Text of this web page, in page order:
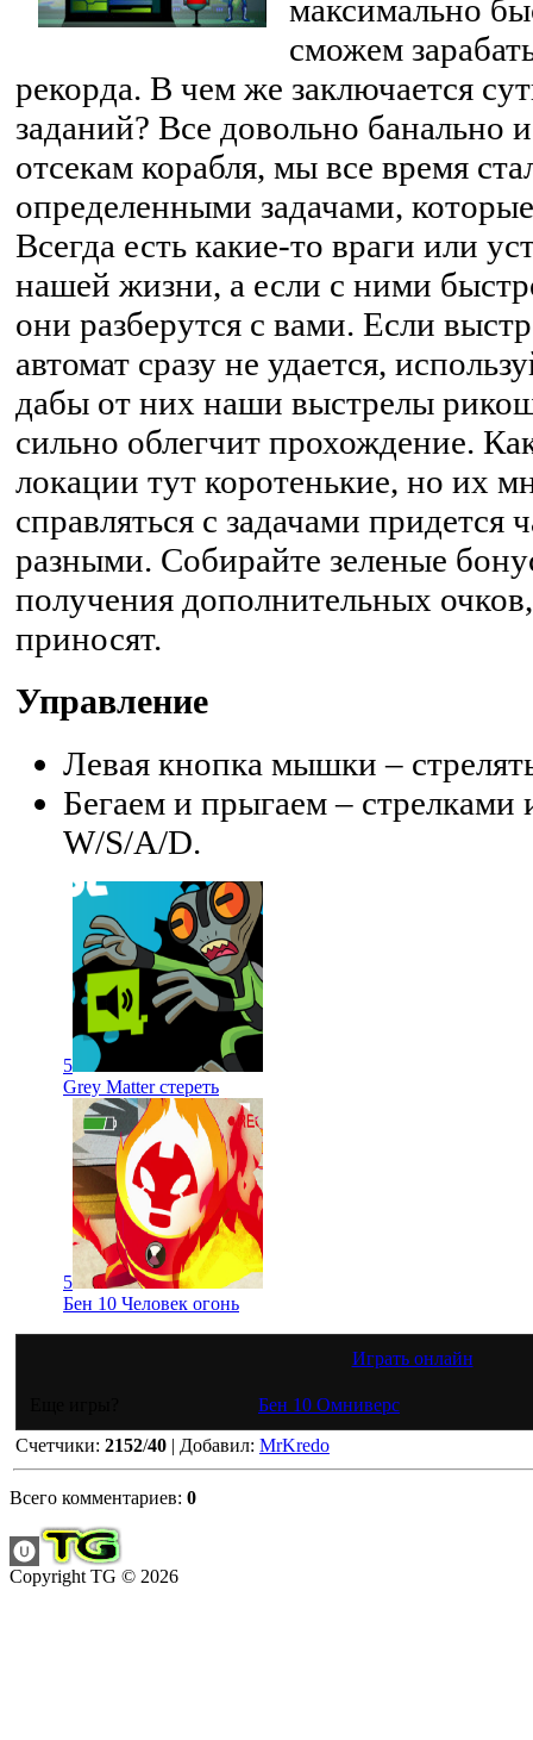
максимально
сможем
рекорда. В чем же заключается
заданий? Все довольно банально
отсекам корабля, мы все время
определенными задачами,
Всегда есть какие-то враги или
нашей жизни, а если с ними
они разберутся с вами. Если
автомат сразу не удается,
дабы от них наши выстрелы
сильно облегчит прохождение.
локации тут коротенькие, но их
справляться с задачами придется
разными. Собирайте зеленые
получения дополнительных
приносят.
Управление
Левая кнопка мышки –
Бегаем и прыгаем –
W/S/A/D.
5
Grey Matter стереть
5
Бен 10 Человек огонь
Играть онлайн
Бен 10 Омниверс
Счетчики: 2152/40 | Добавил: MrKredo
Всего комментариев: 0
Copyright TG © 2026